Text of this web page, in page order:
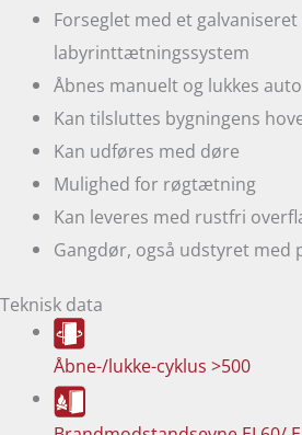
Forseglet med et galvaniseret
labyrinttætningssystem
Åbnes manuelt og lukkes
Kan tilsluttes bygningens
Kan udføres med døre
Mulighed for røgtætning
Kan leveres med rustfri
Gangdør, også udstyret med
Teknisk data
Åbne-/lukke-cyklus>500